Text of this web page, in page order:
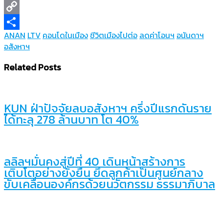
Line
Copy
Link
Share
ANAN LTV คอนโดในเมืองชีวิตเมืองไปต่อ ลดค่าโอนฯ อนันดาฯ
อสังหาฯ
Related Posts
KUN ฝ่าปัจจัยลบอสังหาฯ ครึ่งปีแรกดันราย
ได้ทะลุ 278 ล้านบาท โต 40%
ลลิลฯมั่นคงสู่ปีที่ 40 เดินหน้าสร้างการ
เติบโตอย่างยั่งยืน ยึดลูกค้าเป็นศูนย์กลาง
ขับเคลื่อนองค์กรด้วยนวัตกรรม ธรรมาภิบาล